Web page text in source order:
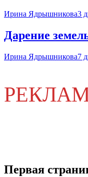
Ирина Ядрышникова3
Дарение
Ирина Ядрышникова7
Первая